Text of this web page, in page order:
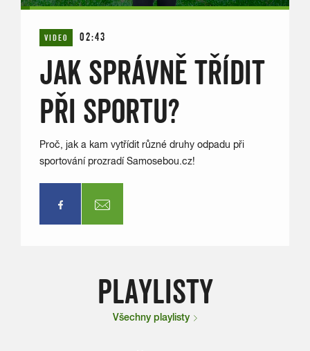
VIDEO 02:43
JAK SPRÁVNĚ TŘÍDIT
PŘI SPORTU?
Proč, jak a kam vytřídit různé druhy odpadu při
sportování prozradí Samosebou.cz!
PLAYLISTY
Všechny playlisty